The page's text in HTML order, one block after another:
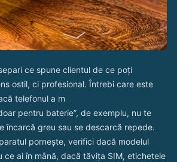
ce spune clientul de ce poți
ostil, ci profesional. Întrebi care este
telefonul a m
pentru baterie”, de exemplu, nu te
încarcă greu sau se descarcă repede.
pornește, verifici dacă modelul
ce ai în mână, dacă tăvița SIM, etichetele